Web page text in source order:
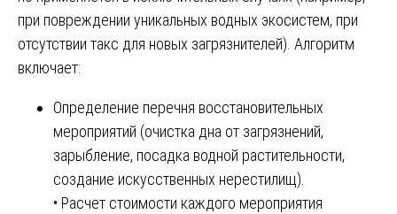
при повреждении уникальных водных экосистем, при
отсутствии такс для новых загрязнителей). Алгоритм
включает:
Определение перечня восстановительных
мероприятий (очистка дна от загрязнений,
зарыбление, посадка водной растительности,
создание искусственных нерестилищ).
• Расчет стоимости каждого мероприятия